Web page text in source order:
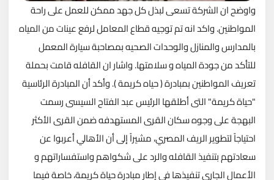
واوضح ان الشركة تسعى لبذل كل جهد ممكن للعمل على راحة
المواطنين. واكد انه تم توجيه قطاع المعامل لرفع عينات من المياه
بالمدارس والمنازل والوحدات الصحيه بمصاحبة سيارة المعمل
للتأكد من جودة المياه و سلامتها. واشار ان القافله قامت بحملة
تعريف المواطنين بمبادرة ( حياه كريمة ). وأكد أن المبادرة الرئاسية
"حياة كريمة" التى أطلقها الرئيس عبد الفتاح السيسى رسمت
البهجة على وجوه سكان القرى المستهدفه ضمن القرى الأكثر
احتياجاً لتطوير الريف المصري، مشيراً إلى أن الأهالي أعربوا عن
سعادتهم بتنفيذ القافله والرد على شكواهم واستفساراتهم و
الأعمال الجاري تنفيذها في إطار مبادرة حياة كريمة، خاصة فيما